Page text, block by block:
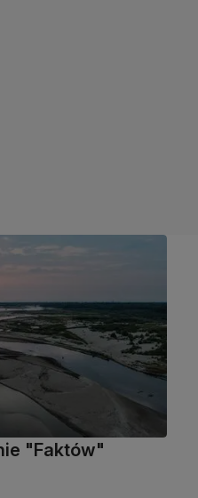
"Faktów"